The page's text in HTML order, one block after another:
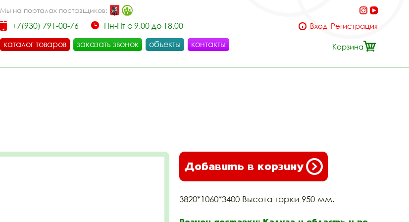
Мы на порталах поставщиков:
+7(930) 791-00-76
Пн-Пт с 9.00 до 18.00
каталог товаров
заказать звонок объекты контакты
Вход Регистрация
Корзина
Добавить в корзину
3820*1060*3400 Высота горки 950 мм.